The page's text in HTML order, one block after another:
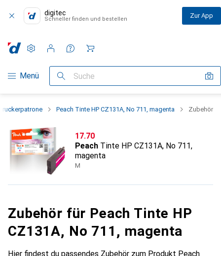
digitec
Schneller finden und bestellen Zur App
Navigation nach Kategorien
Menü Suche
Einstellungen
Kundenkonto
Vergleichslisten
Merklisten
Warenkorb
Peach Tinte HP CZ131A, No 711, magenta Zubehör
CHF
17.70
Peach Tinte HP CZ131A, No 711,
magenta
M
Zubehör für Peach Tinte HP
CZ131A, No 711, magenta
Hier findest du passendes Zubehör zum Produkt Peach